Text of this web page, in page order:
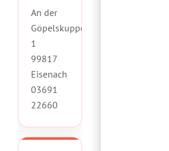
An der
Göpelskuppe
1
99817
Eisenach
03691
22660